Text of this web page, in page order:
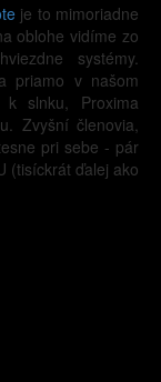
je to mimoriadne
oblohe vidíme zo
systémy.
priamo v našom
k slnku, Proxima
Zvyšní členovia,
pri sebe - pár
(tisíckrát ďalej ako